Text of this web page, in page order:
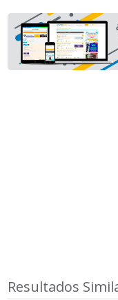
Resultados